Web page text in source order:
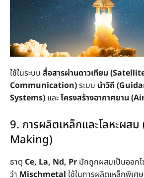
ใช้ในระบบ สื่อสารผ่านดาวเทียม
Communication)ระบบ นำวิถี
Systems) และโครงสร้างอากาศยาน
9. การผลิตเหล็กและโลหะผส
Making)
ธาตุ Ce, La, Nd, Pr มักถูกผสมเป็นออกไ
ว่า Mischmetal ใช้ในการผลิตเหล็กพิเศ